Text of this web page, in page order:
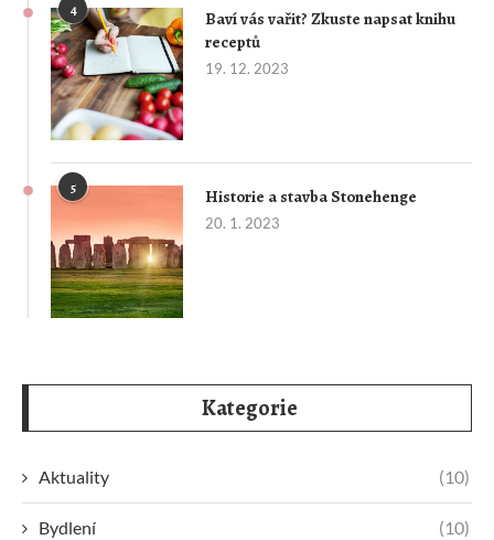
4
Baví vás vařit? Zkuste napsat knihu
receptů
19. 12. 2023
5 Historie a stavba Stonehenge
20. 1. 2023
Kategorie
Aktuality (10)
Bydlení (10)